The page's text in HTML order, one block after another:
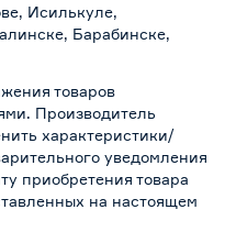
Исилькуле,
Барабинске,
товаров
Производитель
характеристики/
уведомления
приобретения товара
на настоящем